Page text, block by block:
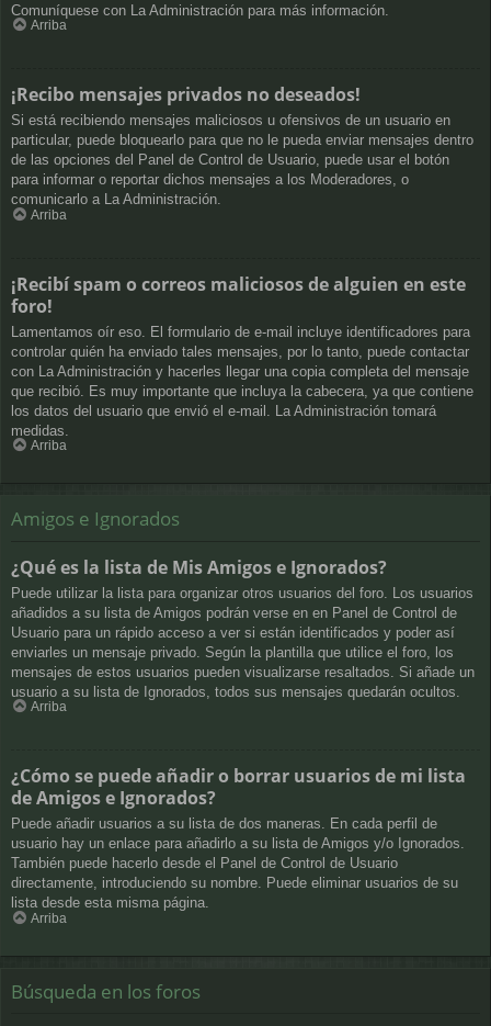
Comuníquese con La Administración para más información.
Arriba
¡Recibo mensajes privados no deseados!
Si está recibiendo mensajes maliciosos u ofensivos de un usuario en
particular, puede bloquearlo para que no le pueda enviar mensajes dentro
de las opciones del Panel de Control de Usuario, puede usar el botón
para informar o reportar dichos mensajes a los Moderadores, o
comunicarlo a La Administración.
Arriba
¡Recibí spam o correos maliciosos de alguien en este
foro!
Lamentamos oír eso. El formulario de e-mail incluye identificadores para
controlar quién ha enviado tales mensajes, por lo tanto, puede contactar
con La Administración y hacerles llegar una copia completa del mensaje
que recibió. Es muy importante que incluya la cabecera, ya que contiene
los datos del usuario que envió el e-mail. La Administración tomará
medidas.
Arriba
Amigos e Ignorados
¿Qué es la lista de Mis Amigos e Ignorados?
Puede utilizar la lista para organizar otros usuarios del foro. Los usuarios
añadidos a su lista de Amigos podrán verse en en Panel de Control de
Usuario para un rápido acceso a ver si están identificados y poder así
enviarles un mensaje privado. Según la plantilla que utilice el foro, los
mensajes de estos usuarios pueden visualizarse resaltados. Si añade un
usuario a su lista de Ignorados, todos sus mensajes quedarán ocultos.
Arriba
¿Cómo se puede añadir o borrar usuarios de mi lista
de Amigos e Ignorados?
Puede añadir usuarios a su lista de dos maneras. En cada perfil de
usuario hay un enlace para añadirlo a su lista de Amigos y/o Ignorados.
También puede hacerlo desde el Panel de Control de Usuario
directamente, introduciendo su nombre. Puede eliminar usuarios de su
lista desde esta misma página.
Arriba
Búsqueda en los foros